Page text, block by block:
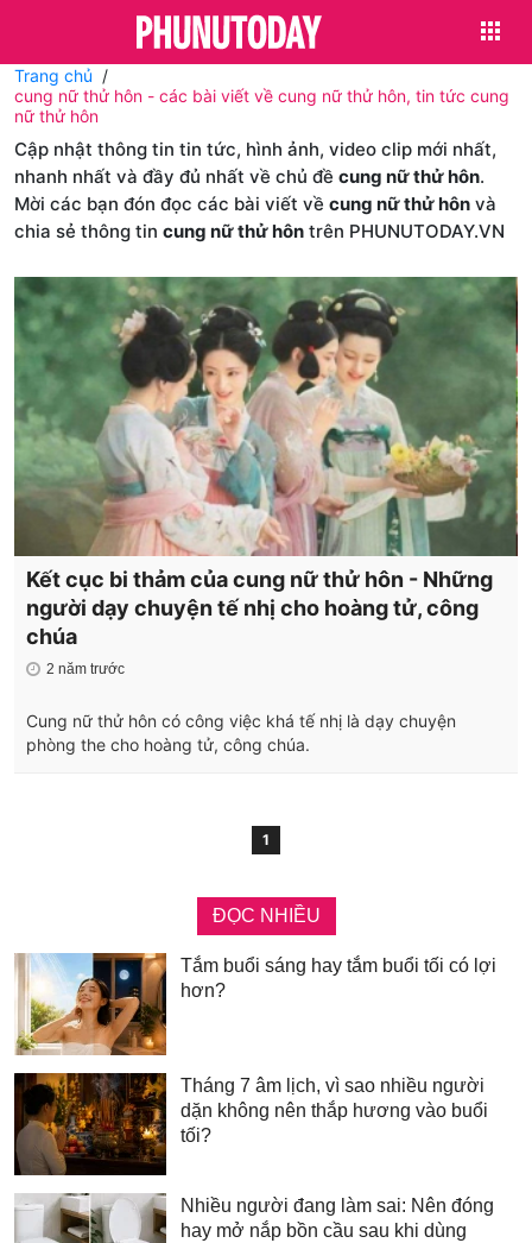
Trang chủ
cung nữ thử hôn - các bài viết về cung nữ thử hôn, tin tức cung
nữ thử hôn
Cập nhật thông tin tin tức, hình ảnh, video clip mới nhất,
nhanh nhất và đầy đủ nhất về chủ đề cung nữ thử hôn.
Mời các bạn đón đọc các bài viết về cung nữ thử hôn và
chia sẻ thông tin cung nữ thử hôn trên PHUNUTODAY.VN
Kết cục bi thảm của cung nữ thử hôn - Những
người dạy chuyện tế nhị cho hoàng tử, công
chúa
2 năm trước
Cung nữ thử hôn có công việc khá tế nhị là dạy chuyện
phòng the cho hoàng tử, công chúa.
1
ĐỌC NHIỀU
Tắm buổi sáng hay tắm buổi tối có lợi
hơn?
Tháng 7 âm lịch, vì sao nhiều người
dặn không nên thắp hương vào buổi
tối?
Nhiều người đang làm sai: Nên đóng
hay mở nắp bồn cầu sau khi dùng